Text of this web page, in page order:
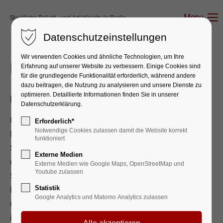
Menu
Fördervereine
Förderverein Staatliche Ballettschule Berlin e.V.
Der gemeinnützige Verein wurde im Mai 1991 gegründet.
In ihm engagieren sich Ballettfreund*innen, Fördernde der
Schule, Absolvent*innen und Eltern. Seine Aufgaben sind
u.a.: Finanzielle Unterstützung von Schülerinnen und
Schülern Hilfen beim Erwerb von Material für Unterricht,
Proben und Auftritten Unterstützung von Schülerinnen
und Schülern bei der Teilnahme an nationalen und
internationalen Wettbewerben, Seminaren und
Datenschutzeinstellungen
Wir verwenden Cookies und ähnliche Technologien, um Ihre
Erfahrung auf unserer Website zu verbessern. Einige Cookies sind
für die grundlegende Funktionalität erforderlich, während andere
dazu beitragen, die Nutzung zu analysieren und unsere Dienste zu
optimieren. Detaillierte Informationen finden Sie in unserer
Datenschutzerklärung.
Erforderlich*
Notwendige Cookies zulassen damit die Website korrekt
funktioniert
Externe Medien
Externe Medien wie Google Maps, OpenStreetMap und
Youtube zulassen
Statistik
Google Analytics und Matomo Analytics zulassen